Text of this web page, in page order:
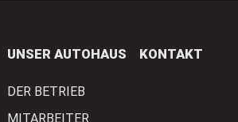
UNSER AUTOHAUS
DER BETRIEB
MITARBEITER
KONTAKT